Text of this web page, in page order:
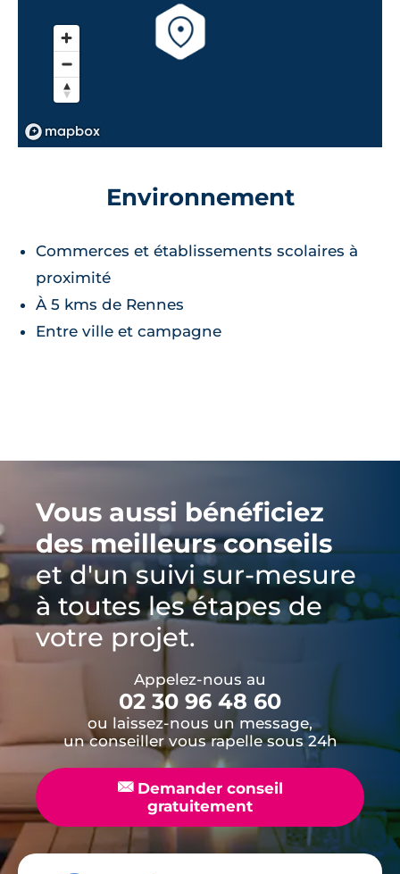
Environnement
Commerces et établissements scolaires à
proximité
À 5 kms de Rennes
Entre ville et campagne
Vous aussi bénéficiez
des meilleurs conseils
et d'un suivi sur-mesure
à toutes les étapes de
votre projet.
Appelez-nous au
02 30 96 48 60
ou laissez-nous un message,
un conseiller vous rapelle sous 24h
📧Demander conseil
gratuitement